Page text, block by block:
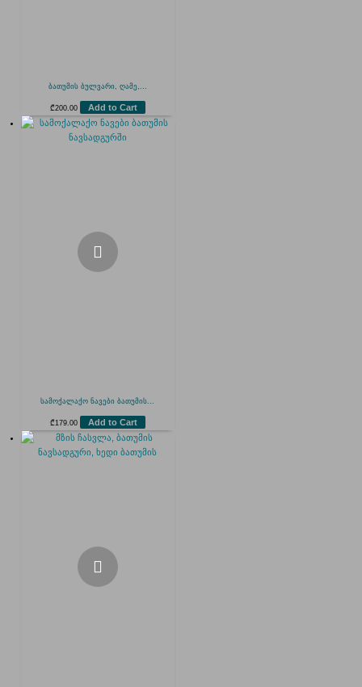
ბათუმის ბულვარი, ღამე,...
₾200.00 Add to Cart
სამოქალაქო ნავები ბათუმის...
₾ 179.00 Add to Cart